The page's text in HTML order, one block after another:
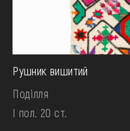
Рушник вишитий
Поділля
І пол. 20 ст.